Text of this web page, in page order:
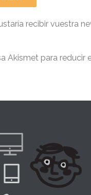
recibir vuestra
Akismet para reducir